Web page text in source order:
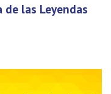
de las Leyendas